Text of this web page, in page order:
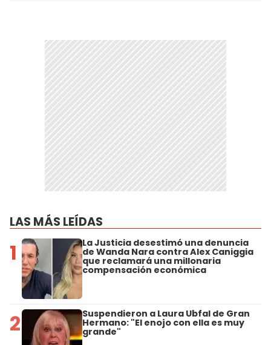
LAS MÁS LEÍDAS
1 La Justicia desestimó una denuncia
de Wanda Nara contra Alex Caniggia
que reclamará una millonaria
compensación económica
2 Suspendieron a Laura Ubfal de Gran
Hermano: "El enojo con ella es muy
grande"